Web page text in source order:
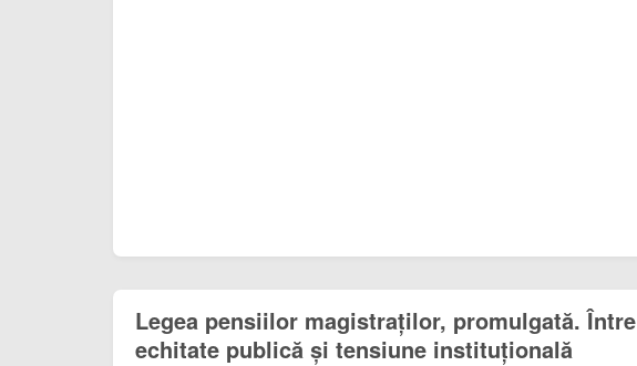
Legea pensiilor magistraților, promulgată. Între
echitate publică și tensiune instituțională